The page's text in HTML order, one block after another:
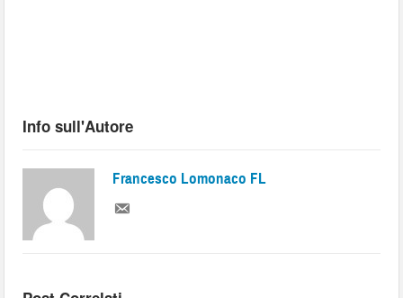
Info sull'Autore
Francesco Lomonaco FL